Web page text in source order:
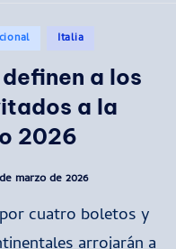
Italia
a los
a la
2026
marzo de 2026
cuatro boletos y